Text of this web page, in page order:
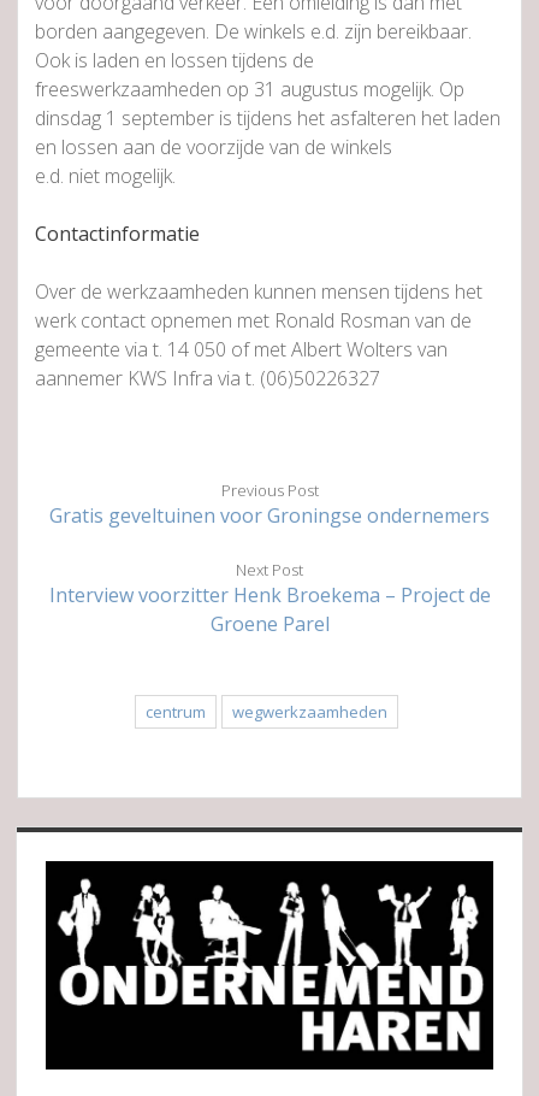
borden aangegeven. De winkels e.d. zijn bereikbaar.
Ook is laden en lossen tijdens de
freeswerkzaamheden op 31 augustus mogelijk. Op
dinsdag 1 september is tijdens het asfalteren het laden
en lossen aan de voorzijde van de winkels
e.d. niet mogelijk.
Contactinformatie
Over de werkzaamheden kunnen mensen tijdens het
werk contact opnemen met Ronald Rosman van de
gemeente via t. 14 050 of met Albert Wolters van
aannemer KWS Infra via t. (06)50226327
Previous Post
Gratis geveltuinen voor Groningse ondernemers
Next Post
Interview voorzitter Henk Broekema – Project de
Groene Parel
centrum wegwerkzaamheden
Sidebar